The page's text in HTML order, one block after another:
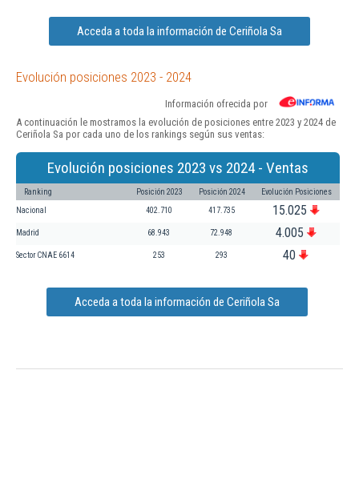
Acceda a toda la información de Ceriñola Sa
Evolución posiciones 2023 - 2024
Información ofrecida por
A continuación le mostramos la evolución de posiciones entre 2023 y 2024 de
Ceriñola Sa por cada uno de los rankings según sus ventas:
Evolución posiciones 2023 vs 2024 - Ventas
Ranking Posición 2023 Posición 2024 Evolución Posiciones
Nacional 402.710 417.735 15.025
Madrid 68.943 72.948 4.005
Sector CNAE 6614 253 293 40
Acceda a toda la información de Ceriñola Sa